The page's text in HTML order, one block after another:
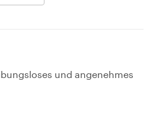
und angenehmes